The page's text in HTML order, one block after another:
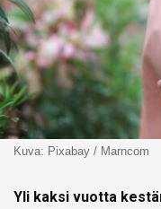
Kuva: Pixabay / Marncom
Yli kaksi vuotta